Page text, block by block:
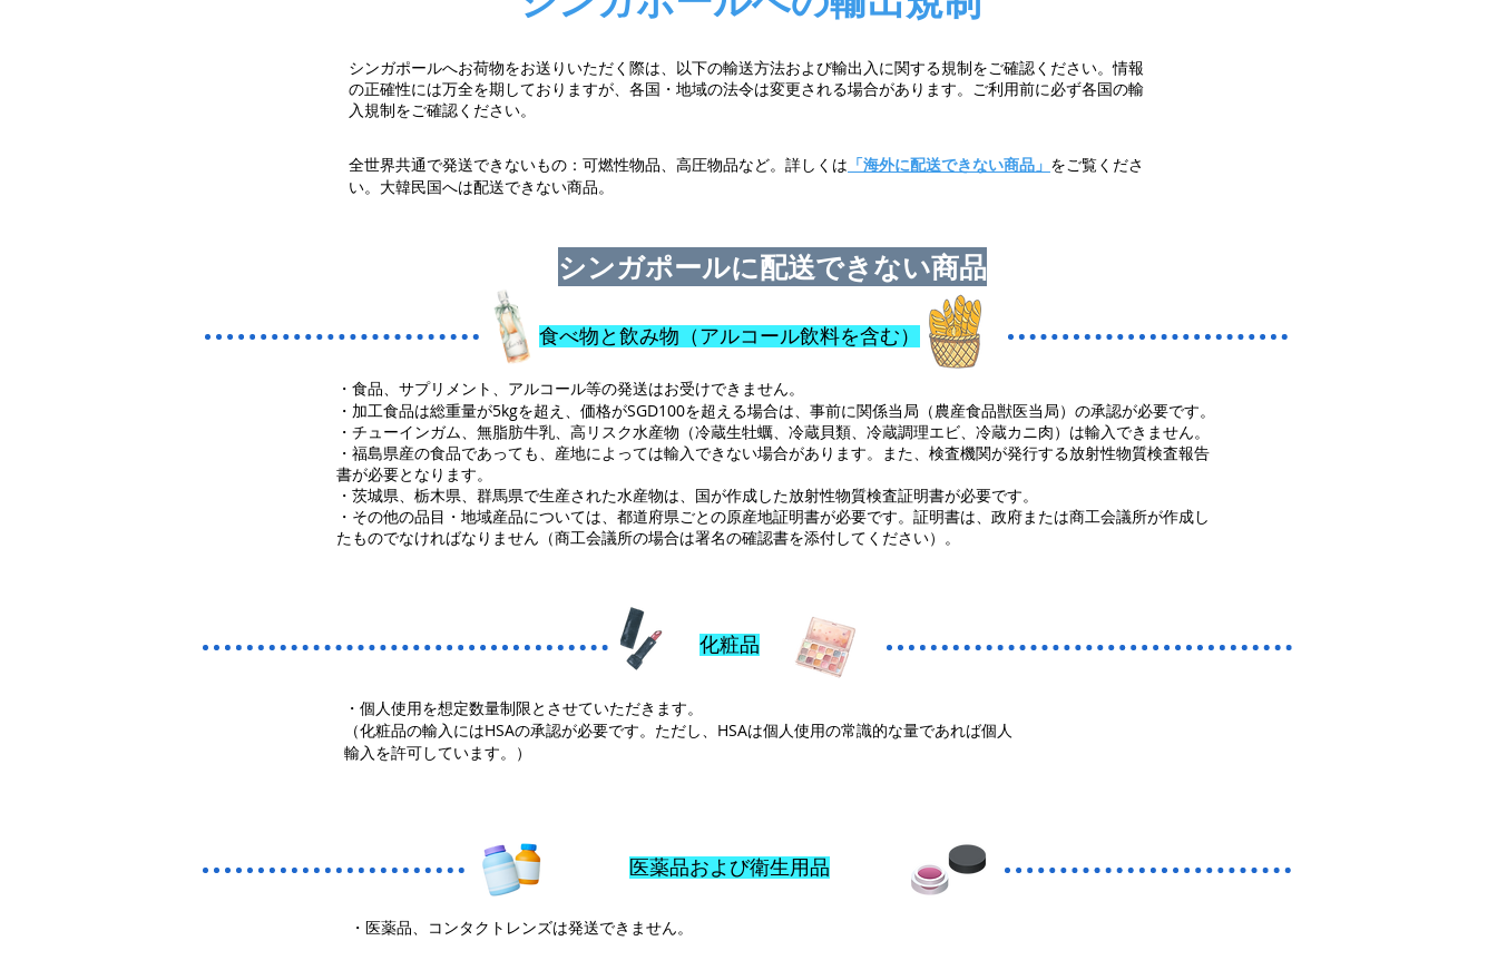
シンガポールへお荷物をお送りいただく際は、以下の輸送方法および輸出入に関する規制をご確認ください。情報
の正確性には万全を期しておりますが、各国・地域の法令は変更される場合があります。ご利用前に必ず各国の輸
入規制をご確認ください。
全世界共通で発送できないもの：可燃性物品、高圧物品など。詳しくは 「海外に配送できない商品」 をご覧くださ
い。大韓民国へは配送できない商品。
シンガポールに配送できない商品
食べ物と飲み物（アルコール飲料を含む）
・ 食品、サプリメント、アルコール等の発送はお受けできません。
・加工食品は総重量が5kgを超え、価格がSGD100を超える場合は、事前に関係当局（農産食品獣医当局）の承認が必要です。
・チューインガム、無脂肪牛乳、高リスク水産物（冷蔵生牡蠣、冷蔵貝類、冷蔵調理エビ、冷蔵カニ肉）は輸入できません。
・福島県産の食品であっても、産地によっては輸入できない場合があります。また、検査機関が発行する放射性物質検査報告
書が必要となります。
・茨城県、栃木県、群馬県で生産された水産物は、国が作成した放射性物質検査証明書が必要です。
・その他の品目・地域産品については、都道府県ごとの原産地証明書が必要です。証明書は、政府または商工会議所が作成し
たものでなければなりません（商工会議所の場合は署名の確認書を添付してください）。
化粧品
・個人使用を想定数量制限とさせていただきます。
（化粧品の輸入にはHSAの承認が必要です。ただし、HSAは個人使用の常識的な量であれば個人
輸入を許可しています。）
医薬品および衛生用品
・医薬品、コンタクトレンズは発送できません。